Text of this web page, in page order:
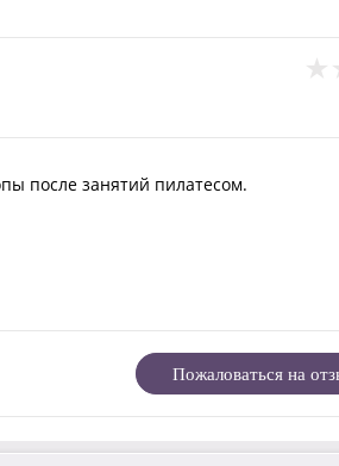
после занятий пилатесом.
Пожаловаться на